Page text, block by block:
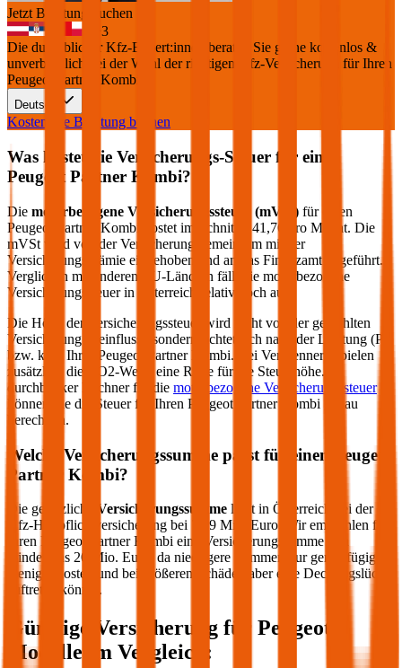
Jetzt Beratung buchen
+3
Die durchblicker Kfz-Expert:innen beraten Sie gerne kostenlos &
unverbindlich bei der Wahl der richtigen Kfz-Versicherung für Ihren
Peugeot Partner Kombi
Deutsch
Kostenlose Beratung buchen
Was kostet die Versicherungs-Steuer für einen
Peugeot Partner Kombi?
Die motorbezogene Versicherungssteuer (mVSt) für einen
Peugeot
Partner Kombi kostet im Schnitt € 41,76
pro Monat. Die
mVSt wird von der Versicherung gemeinsam mit der
Versicherungsprämie eingehoben und an das Finanzamt abgeführt.
Verglichen mit anderen EU-Ländern fällt die motorbezogene
Versicherungssteuer in Österreich relativ hoch aus.
Die Höhe der Versicherungssteuer wird nicht von der gewählten
Versicherung beeinflusst, sondern richtet sich nach der Leistung (PS
bzw. kW) Ihres
Peugeot Partner Kombi. Bei Verbrennern spielen
zusätzlich die CO2-Werte eine Rolle für die Steuerhöhe. Im
durchblicker Rechner für die motorbezogene Versicherungssteuer
können Sie die Steuer für Ihren Peugeot Partner Kombi genau
berechnen.
Welche Versicherungssumme passt für einen
Peugeot
Partner Kombi?
Die gesetzliche Versicherungssumme liegt in Österreich bei der
Kfz-Haftpflichtversicherung bei 7,79 Mio. Euro. Wir empfehlen für
Ihren Peugeot Partner Kombi eine Versicherungssumme von
mindestens 20 Mio. Euro, da niedrigere Summen nur geringfügig
weniger kosten und bei größeren Schäden aber eine Deckungslücke
auftreten könnte.
Günstige Versicherung für Peugeot
Modelle im Vergleich: